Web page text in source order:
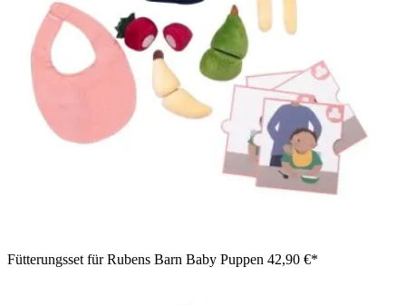
Fütterungsset für Rubens Barn Baby Puppen 42,90 €*